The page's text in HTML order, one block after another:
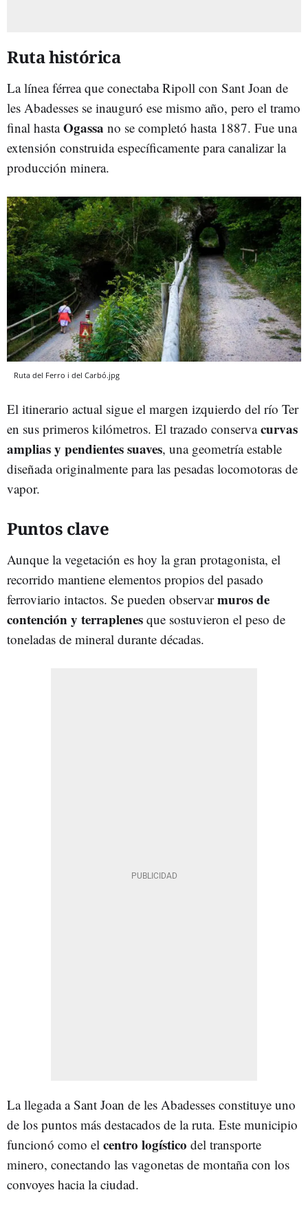
Ruta histórica
La línea férrea que conectaba Ripoll con Sant Joan de
les Abadesses se inauguró ese mismo año, pero el tramo
final hastaOgassa no se completó hasta 1887. Fue una
extensión construida específicamente para canalizar la
producción minera.
Ruta del Ferro i del Carbó.jpg
El itinerario actual sigue el margen izquierdo del río Ter
en sus primeros kilómetros. El trazado conservacurvas
amplias y pendientes suaves, una geometría estable
diseñada originalmente para las pesadas locomotoras de
vapor.
Puntos clave
Aunque la vegetación es hoy la gran protagonista, el
recorrido mantiene elementos propios del pasado
ferroviario intactos. Se pueden observarmuros de
contención y terraplenes que sostuvieron el peso de
toneladas de mineral durante décadas.
La llegada a Sant Joan de les Abadesses constituye uno
de los puntos más destacados de la ruta. Este municipio
funcionó como el centro logístico del transporte
minero, conectando las vagonetas de montaña con los
convoyes hacia la ciudad.